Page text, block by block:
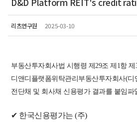
리츠연구원 2025-03-10
부동산투자회사법 시행령 제29조 제1항
디앤디플랫폼위탁관리부동산투자회사(디
전단채 및 회사채 신용평가 결과를 붙임파
✔ 한국신용평가는 (주)